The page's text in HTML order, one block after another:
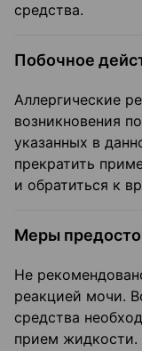
средства.
Побочное
Аллергические
возникновения
указанных в
прекратить
и обратиться к
Меры
Не
реакцией мочи.
средства
прием жидкости.